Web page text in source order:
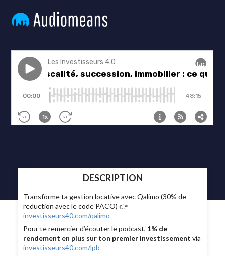
DESCRIPTION
Transforme ta gestion locative avec Qalimo (30% de
reduction avec le code PACO) 👉
investisseurs40.com/qalimo
Pour te remercier d’écouter le podcast, 1% de
rendement en plus sur ton premier investissement via
investisseurs40.com/lpb